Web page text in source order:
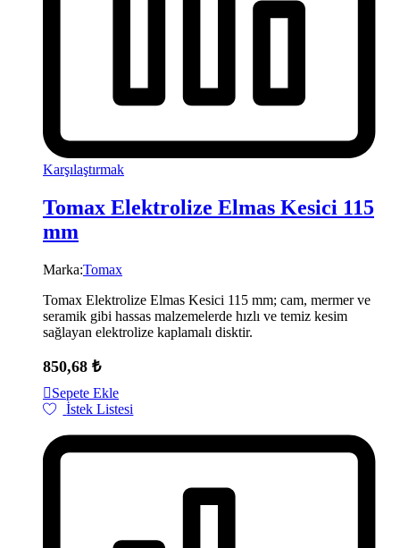
Karşılaştırmak
Tomax Elektrolize Elmas Kesici 115
mm
Marka:Tomax
Tomax Elektrolize Elmas Kesici 115 mm; cam, mermer ve
seramik gibi hassas malzemelerde hızlı ve temiz kesim
sağlayan elektrolize kaplamalı disktir.
850,68 ₺
Sepete Ekle
İstek Listesi